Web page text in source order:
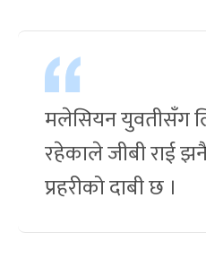
मलेसियन युवतीसँग
रहेकाले जीबी राई
प्रहरीको दाबी छ ।